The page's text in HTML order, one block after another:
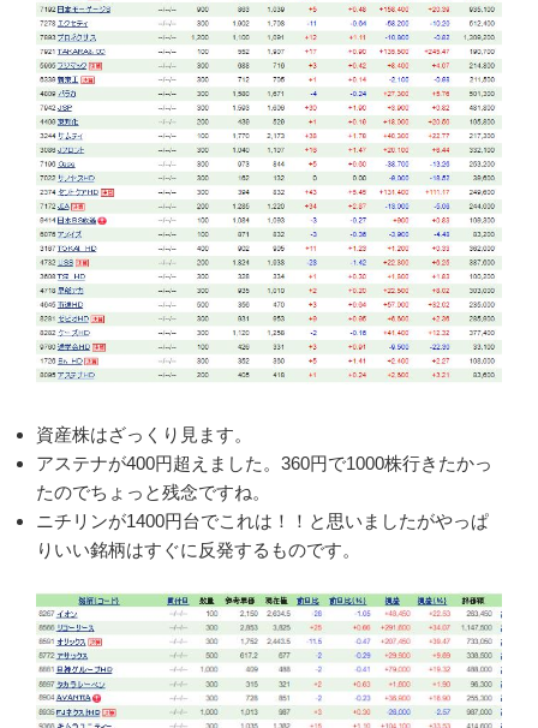
資産株はざっくり見ます。
アステナが400円超えました。360円で1000株行きたかっ
たのでちょっと残念ですね。
ニチリンが1400円台でこれは！！と思いましたがやっぱ
りいい銘柄はすぐに反発するものです。